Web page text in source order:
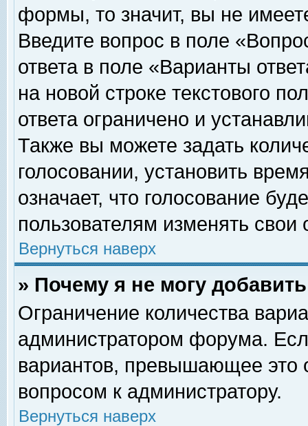
формы, то значит, вы не
Введите вопрос в поле
ответа в поле «Варианты
на новой строке текстового
ответа ограничено и
Также вы можете задать
голосовании, установить
означает, что голосование
пользователям изменять свои
Вернуться наверх
» Почему я не могу
Ограничение количества
администратором форума.
вариантов, превышающее это
вопросом к администратору.
Вернуться наверх